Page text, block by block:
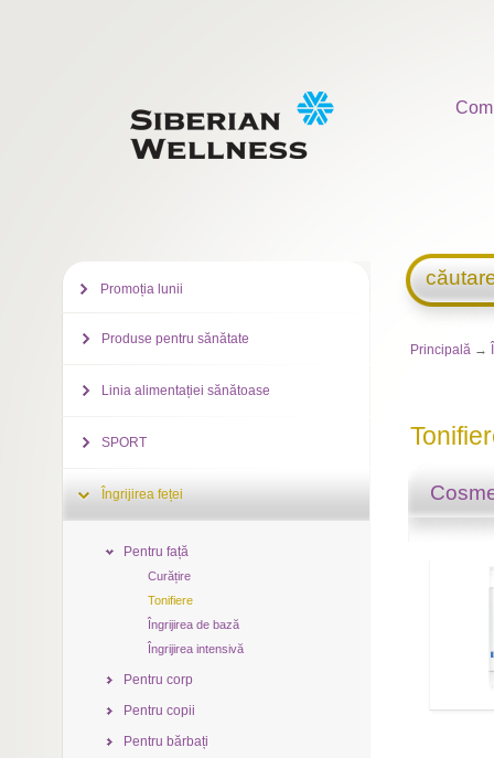
Principală →
Promoția lunii
Produse pentru sănătate
Linia alimentației sănătoase
SPORT
Îngrijirea feței
Pentru față
Curățire
Tonifiere
Îngrijirea de bază
Îngrijirea intensivă
Pentru corp
Pentru copii
Pentru bărbați